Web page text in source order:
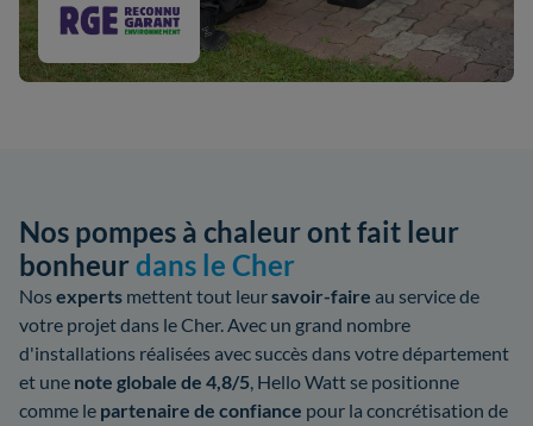
Nos pompes à chaleur ont fait leur
bonheurdans le Cher
Nos experts mettent tout leursavoir-faire au service de
votre projet dans le Cher. Avec un grand nombre
d'installations réalisées avec succès dans votre département
et une note globale de 4,8/5, Hello Watt se positionne
comme le partenaire de confiance pour la concrétisation de